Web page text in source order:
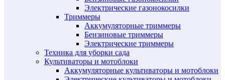
Электрические газонокосилки
Триммеры
Аккумуляторные триммеры
Бензиновые триммеры
Электрические триммеры
Техника для уборки сада
Культиваторы и мотоблоки
Аккумуляторные культиваторы и мотоблоки